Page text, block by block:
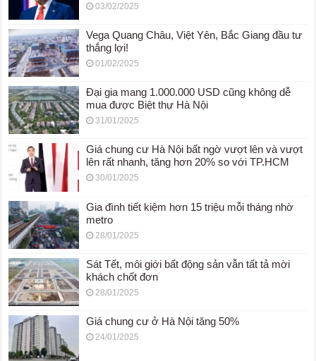
03/02/2025
Vega Quang Châu, Việt Yên, Bắc Giang đầu tư
thắng lợi!
01/02/2025
Đại gia mang 1.000.000 USD cũng không dễ
mua được Biệt thự Hà Nội
31/01/2025
Giá chung cư Hà Nội bất ngờ vượt lên và vượt
lên rất nhanh, tăng hơn 20% so với TP.HCM
30/01/2025
Gia đình tiết kiệm hơn 15 triệu mỗi tháng nhờ
metro
28/01/2025
Sát Tết, môi giới bất động sản vẫn tất tả mời
khách chốt đơn
28/01/2025
Giá chung cư ở Hà Nội tăng 50%
24/01/2025